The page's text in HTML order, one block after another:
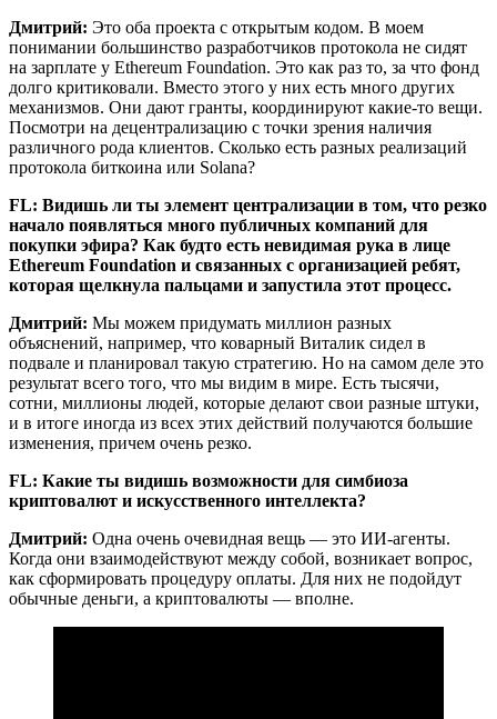
Дмитрий: Это оба проекта с открытым кодом. В моем
понимании большинство разработчиков протокола не сидят
на зарплате у Ethereum Foundation. Это как раз то, за что фонд
долго критиковали. Вместо этого у них есть много других
механизмов. Они дают гранты, координируют какие-то вещи.
Посмотри на децентрализацию с точки зрения наличия
различного рода клиентов. Сколько есть разных реализаций
протокола биткоина или Solana?
FL: Видишь ли ты элемент централизации в том, что резко
начало появляться много публичных компаний для
покупки эфира? Как будто есть невидимая рука в лице
Ethereum Foundation и связанных с организацией ребят,
которая щелкнула пальцами и запустила этот процесс.
Дмитрий: Мы можем придумать миллион разных
объяснений, например, что коварный Виталик сидел в
подвале и планировал такую стратегию. Но на самом деле это
результат всего того, что мы видим в мире. Есть тысячи,
сотни, миллионы людей, которые делают свои разные штуки,
и в итоге иногда из всех этих действий получаются большие
изменения, причем очень резко.
FL: Какие ты видишь возможности для симбиоза
криптовалют и искусственного интеллекта?
Дмитрий: Одна очень очевидная вещь — это ИИ-агенты.
Когда они взаимодействуют между собой, возникает вопрос,
как сформировать процедуру оплаты. Для них не подойдут
обычные деньги, а криптовалюты — вполне.